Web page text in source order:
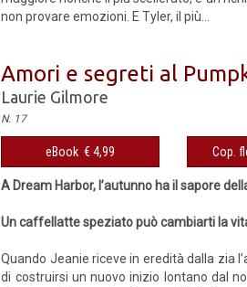
non provare emozioni. E Tyler, il più...
Amori e segreti al
Laurie Gilmore
N. 17
eBook € 4,99 Cop.
A Dream Harbor, l’autunno ha il sapore
Un caffellatte speziato può cambiarti la
Quando Jeanie riceve in eredità dalla zia
di costruirsi un nuovo inizio lontano dal